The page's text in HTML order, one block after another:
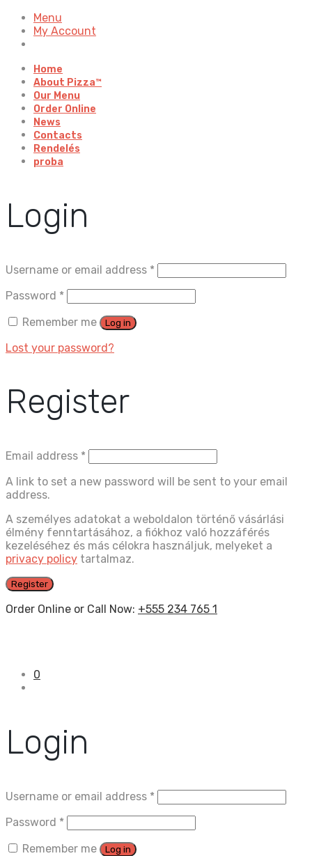
Menu
My Account
Home
About Pizza™
Our Menu
Order Online
News
Contacts
Rendelés
proba
Login
Username or email address *
Password *
Remember me
Log in
Lost your password?
Register
Email address *
A link to set a new password will be sent to your email
address.
A személyes adatokat a weboldalon történő vásárlási
élmény fenntartásához, a fiókhoz való hozzáférés
kezeléséhez és más célokra használjuk, melyeket a
privacy policy tartalmaz.
Register
Order Online or Call Now: +555 234 765 1
0
Login
Username or email address *
Password *
Remember me
Log in